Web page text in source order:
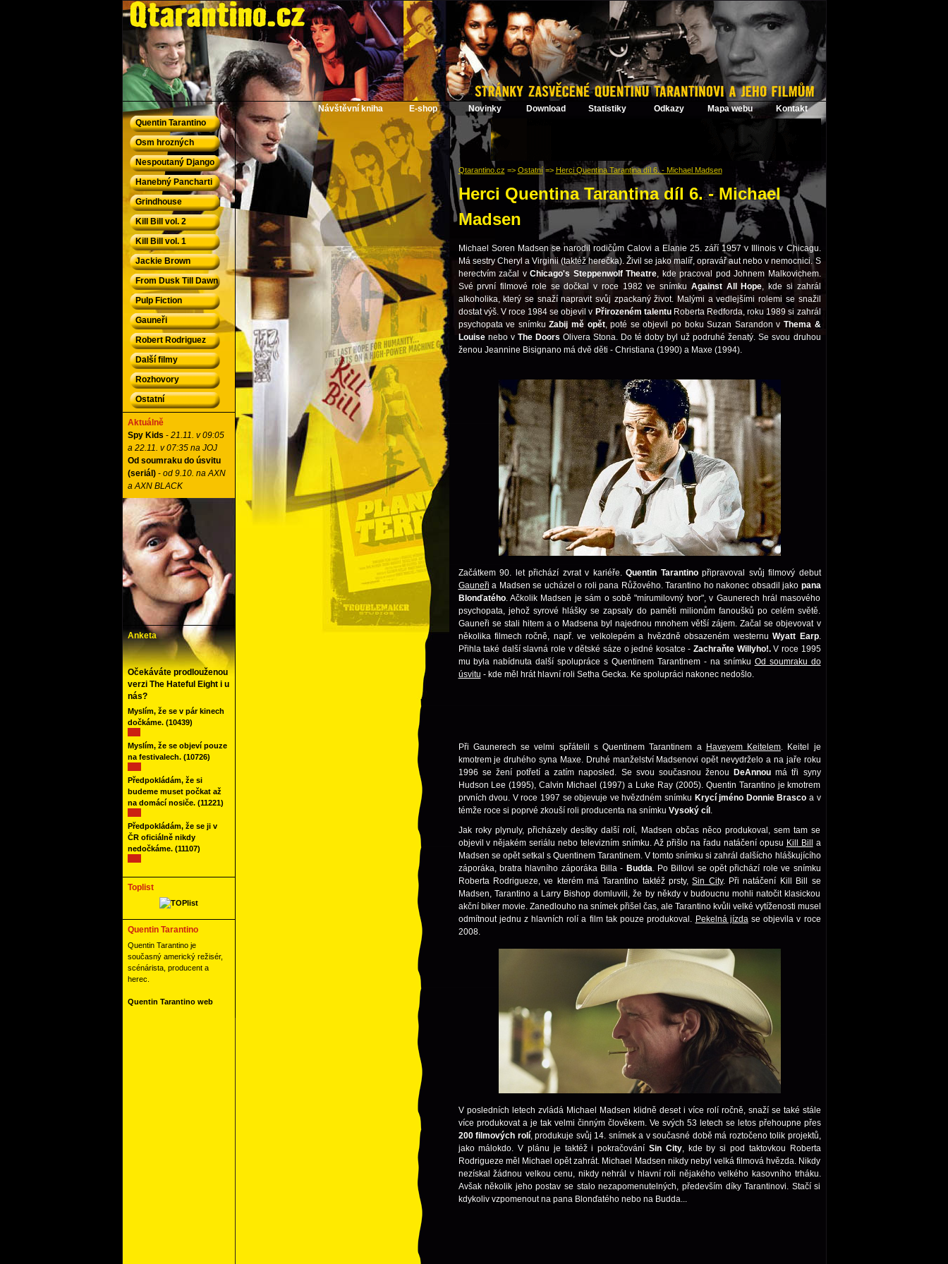
QTarantino.cz - Quentin Tarantino
Návštěvní kniha E-shop Novinky Download Statistiky Odkazy Mapa webu Kontakt
Qtarantino.cz => Ostatní=> Herci Quentina Tarantina díl 6. - Michael Madsen
Herci Quentina Tarantina díl 6. - Michael
Madsen
Michael Soren Madsen se narodil rodičům Calovi a Elanie 25. září 1957 v Illinois v Chicagu.
Má sestry Cheryl a Virginii (taktéž herečka). Živil se jako malíř, opravář aut nebo v nemocnici. S
herectvím začal v Chicago's Steppenwolf Theatre, kde pracoval pod Johnem Malkovichem.
Své první filmové role se dočkal v roce 1982 ve snímku Against All Hope, kde si zahrál
alkoholika, který se snaží napravit svůj zpackaný život. Malými a vedlejšími rolemi se snažil
dostat výš. V roce 1984 se objevil v Přirozeném talentuRoberta Redforda, roku 1989 si zahrál
psychopata ve snímkuZabij mě opět, poté se objevil po boku Suzan Sarandon v Thema &
Louisenebo v The Doors Olivera Stona. Do té doby byl už podruhé ženatý. Se svou druhou
ženou Jeannine Bisignano má dvě děti - Christiana (1990) a Maxe (1994).
Začátkem 90. let přichází zvrat v kariéře. Quentin Tarantinopřipravoval svůj filmový debut
Gauneři a Madsen se ucházel o roli pana Růžového. Tarantino ho nakonec obsadil jako pana
Blonďatého. Ačkolik Madsen je sám o sobě "mírumilovný tvor", v Gaunerech hrál masového
psychopata, jehož syrové hlášky se zapsaly do paměti milionům fanoušků po celém světě.
Gauneři se stali hitem a o Madsena byl najednou mnohem větší zájem. Začal se objevovat v
několika filmech ročně, např. ve velkolepém a hvězdně obsazeném westernuWyatt Earp.
Přihla také další slavná role v dětské sáze o jedné kosatce - Zachraňte Willyho!.V roce 1995
mu byla nabídnuta další spolupráce s Quentinem Tarantinem - na snímku Od soumraku do
úsvitu - kde měl hrát hlavní roli Setha Gecka. Ke spolupráci nakonec nedošlo.
Při Gaunerech se velmi spřátelil s Quentinem Tarantinem a Haveyem Keitelem. Keitel je
kmotrem je druhého syna Maxe. Druhé manželství Madsenovi opět nevydrželo a na jaře roku
1996 se žení potřetí a zatím naposled. Se svou současnou ženou DeAnnou má tři syny
Hudson Lee (1995), Calvin Michael (1997) a Luke Ray (2005). Quentin Tarantino je kmotrem
prvních dvou. V roce 1997 se objevuje ve hvězdném snímku Krycí jméno Donnie Brasco a v
témže roce si poprvé zkouší roli producenta na snímku Vysoký cíl .
Jak roky plynuly, přicházely desítky další rolí, Madsen občas něco produkoval, sem tam se
objevil v nějakém seriálu nebo televizním snímku. Až přišlo na řadu natáčení opusu Kill Bill
a
Madsen se opět setkal s Quentinem Tarantinem. V tomto snímku si zahrál dalšícho hláškujícího
záporáka, bratra hlavního záporáka Billa - Budda. Po Billovi se opět přichází role ve snímku
Roberta Rodrigueze, ve kterém má Tarantino taktéž prsty,Sin City. Při natáčení Kill Bill se
Madsen, Tarantino a Larry Bishop domluvili, že by někdy v budoucnu mohli natočit klasickou
akční biker movie. Zanedlouho na snímek přišel čas, ale Tarantino kvůli velké vytíženosti musel
odmítnout jednu z hlavních rolí a film tak pouze produkoval. Pekelná jízdase objevila v roce
2008.
V posledních letech zvládá Michael Madsen klidně deset i více rolí ročně, snaží se také stále
více produkovat a je tak velmi činným člověkem. Ve svých 53 letech se letos přehoupne přes
200 filmových rolí, produkuje svůj 14. snímek a v současné době má roztočeno tolik projektů,
jako málokdo. V plánu je taktéž i pokračování Sin City, kde by si pod taktovkou Roberta
Rodrigueze měl Michael opět zahrát. Michael Madsen nikdy nebyl velká filmová hvězda. Nikdy
nezískal žádnou velkou cenu, nikdy nehrál v hlavní roli nějakého velkého kasovního trháku.
Avšak několik jeho postav se stalo nezapomenutelných, především díky Tarantinovi. Stačí si
kdykoliv vzpomenout na pana Blonďatého nebo na Budda...
Quentin Tarantino
Osm hrozných
Nespoutaný Django
Hanebný Pancharti
Grindhouse
Kill Bill vol. 2
Kill Bill vol. 1
Jackie Brown
From Dusk Till Dawn
Pulp Fiction
Gauneři
Robert Rodriguez
Další filmy
Rozhovory
Ostatní
Aktuálně
Spy Kids - 21.11. v 09:05
a 22.11. v 07:35 na JOJ
Od soumraku do úsvitu
(seriál)- od 9.10. na AXN
a AXN BLACK
Anketa
Očekáváte prodlouženou
verzi The Hateful Eight i u
nás?
Myslím, že se v pár kinech
dočkáme.(10439)
Myslím, že se objeví pouze
na festivalech.(10726)
Předpokládám, že si
budeme muset počkat až
na domácí nosiče.(11221)
Předpokládám, že se ji v
ČR oficiálně nikdy
nedočkáme.(11107)
Toplist
Quentin Tarantino
Quentin Tarantino je
současný americký režisér,
scénárista, producent a
herec.
Quentin Tarantino web